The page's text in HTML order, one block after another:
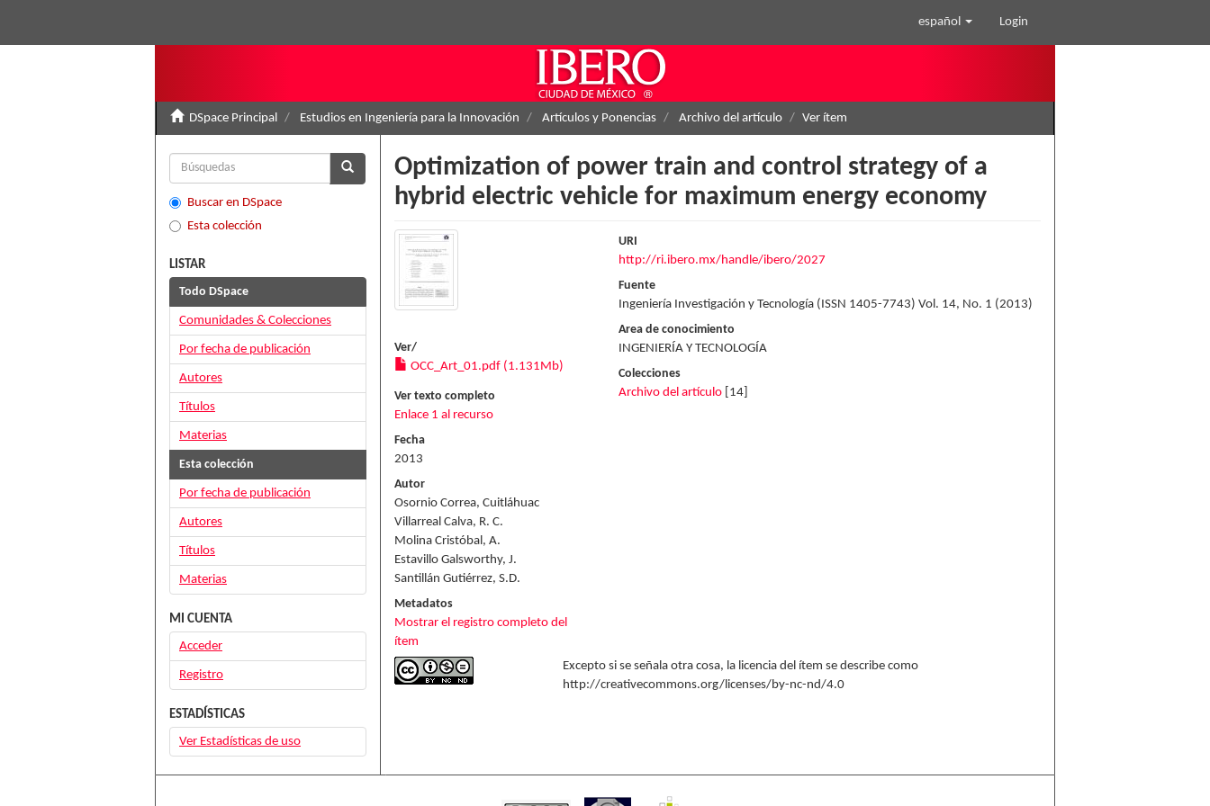
español Login
DSpace Principal Estudios en Ingeniería para la Innovación Artículos y Ponencias Archivo del artículo Ver ítem
Optimization of power train and control strategy of a
hybrid electric vehicle for maximum energy economy
Ver/
OCC_Art_01.pdf (1.131Mb)
Ver texto completo
Enlace 1 al recurso
Fecha
2013
Autor
Osornio Correa, Cuitláhuac
Villarreal Calva, R. C.
Molina Cristóbal, A.
Estavillo Galsworthy, J.
Santillán Gutiérrez, S.D.
Metadatos
Mostrar el registro completo del
ítem
URI
http://ri.ibero.mx/handle/ibero/2027
Fuente
Ingeniería Investigación y Tecnología (ISSN 1405-7743) Vol. 14, No. 1 (2013)
Area de conocimiento
INGENIERÍA Y TECNOLOGÍA
Colecciones
Archivo del artículo [14]
Excepto si se señala otra cosa, la licencia del ítem se describe como
http://creativecommons.org/licenses/by-nc-nd/4.0
Buscar en DSpace
Esta colección
LISTAR
Todo DSpace
Comunidades & Colecciones
Por fecha de publicación
Autores
Títulos
Materias
Esta colección
Por fecha de publicación
Autores
Títulos
Materias
MI CUENTA
Acceder
Registro
ESTADÍSTICAS
Ver Estadísticas de uso